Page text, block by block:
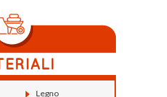
Legno